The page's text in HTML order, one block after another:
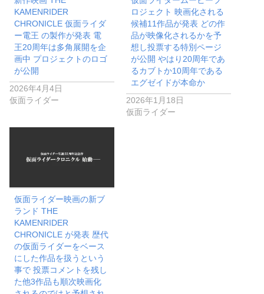
KAMENRIDER
CHRONICLE 仮面ライダ
ー電王 の製作が発表 電
王20周年は多角展開を企
画中 プロジェクトのロゴ
が公開
2026年4月4日
仮面ライダー
ロジェクト 映画化される
候補11作品が発表 どの作
品が映像化されるかを予
想し投票する特別ページ
が公開 やはり20周年であ
るカブトか10周年である
エグゼイドが本命か
2026年1月18日
仮面ライダー
仮面ライダー映画の新ブ
ランド THE
KAMENRIDER
CHRONICLE が発表 歴代
の仮⾯ライダーをベース
にした作品を扱うという
事で 投票コメントを残し
た他3作品も順次映画化
されるのではと予想され